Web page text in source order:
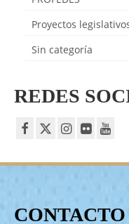
Proyectos
Sin categoría
REDES
CONTACTO